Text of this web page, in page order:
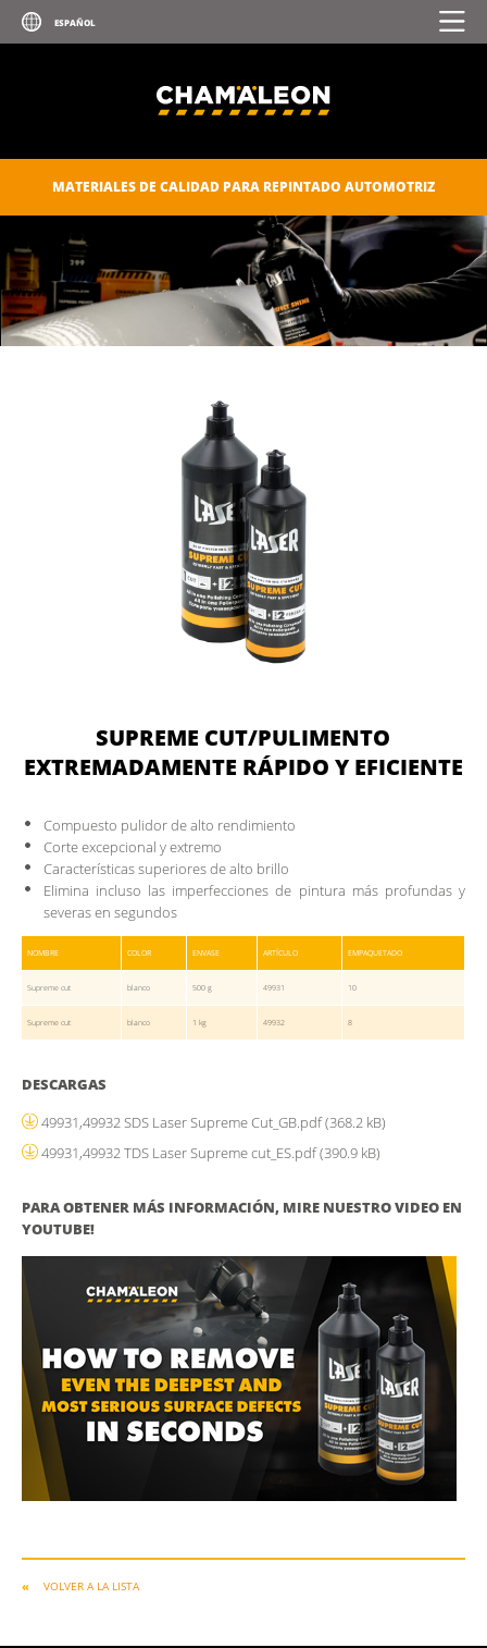
MATERIALES DE CALIDAD PARA REPINTADO AUTOMOTRIZ
SUPREME CUT/PULIMENTO
EXTREMADAMENTE RÁPIDO Y EFICIENTE
Compuesto pulidor de alto rendimiento
Corte excepcional y extremo
Características superiores de alto brillo
Elimina incluso las imperfecciones de pintura más profundas y
severas en segundos
NOMBRE COLOR ENVASE ARTÍCULO EMPAQUETADO
Supreme cut blanco 500 g 49931 10
Supreme cut blanco 1 kg 49932 8
DESCARGAS
49931,49932 SDS Laser Supreme Cut_GB.pdf(368.2 kB)
49931,49932 TDS Laser Supreme cut_ES.pdf(390.9 kB)
PARA OBTENER MÁS INFORMACIÓN, MIRE NUESTRO VIDEO EN
YOUTUBE!
VOLVER A LA LISTA